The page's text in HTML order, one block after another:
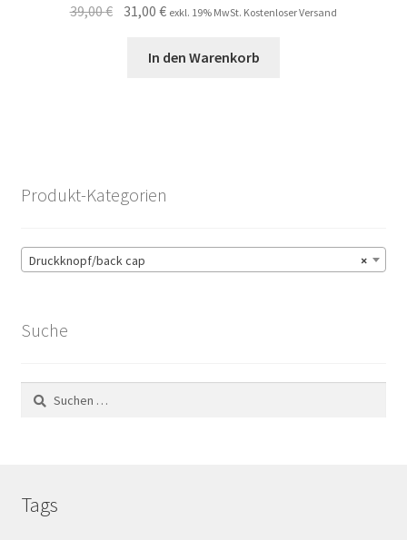
39,00€ Ursprünglicher
31,00€Aktueller
ist:
exkl. 19% MwSt. Kostenloser Versand
In den Warenkorb
Produkt-Kategorien
×
Druckknopf/back cap
Suche
Suchen
nach:
Tags